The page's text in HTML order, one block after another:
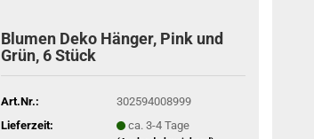
Blumen Deko Hänger, Pink und
Grün, 6 Stück
Art.Nr.:
302594008999
Lieferzeit:
ca. 3-4 Tage